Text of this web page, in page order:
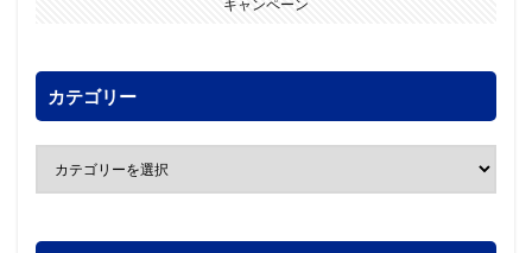
キャンペーン
カテゴリー